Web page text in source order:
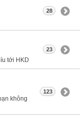
28
tới HKD
23
không
123